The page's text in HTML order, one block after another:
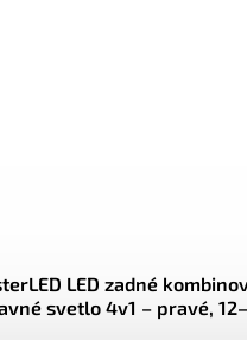
LED zadné
svetlo 4v1 – pravé,